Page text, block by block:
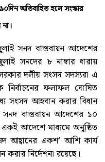
অতিবাহিত হলে সংস্কার
সনদ বাস্তবায়ন আদেশের
সনদের ৮ নাম্বার ধারায়
দলীয় সংসদ সদস্যরা এ
ফলাফল ঘোষিত
সংসদ আহবান করার বিধান
বাস্তবায়ন আদেশের ১০
আদেশে মাধ্যমে অনুষ্ঠিত
আহ্বানের একশ’ আশি কার্য
করার নির্দেশনা রয়েছে।